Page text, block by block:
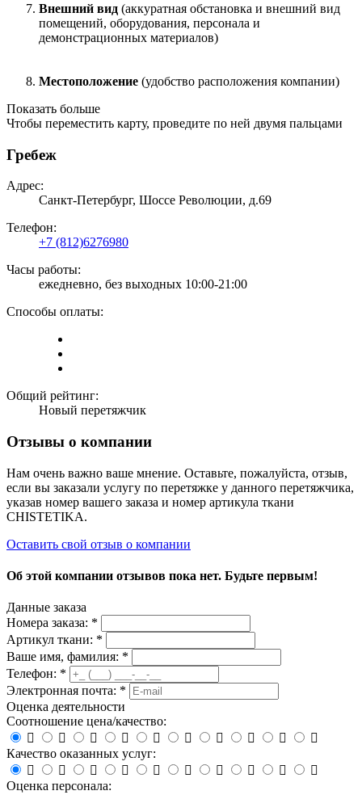
Внешний вид (аккуратная обстановка и внешний вид
помещений, оборудования, персонала и
демонстрационных материалов)
Местоположение (удобство расположения компании)
Показать больше
Чтобы переместить карту, проведите по ней двумя пальцами
Гребеж
Адрес:
Санкт-Петербург, Шоссе Революции, д.69
Телефон:
+7 (812)6276980
Часы работы:
ежедневно, без выходных 10:00-21:00
Способы оплаты:
Общий рейтинг:
Новый перетяжчик
Отзывы о компании
Нам очень важно ваше мнение. Оставьте, пожалуйста, отзыв,
если вы заказали услугу по перетяжке у данного перетяжчика,
указав номер вашего заказа и номер артикула ткани
CHISTETIKA.
Оставить свой отзыв о компании
Об этой компании отзывов пока нет. Будьте первым!
Данные заказа
Номера заказа: *
Артикул ткани: *
Ваше имя, фамилия: *
Телефон: *
Электронная почта: *
Оценка деятельности
Соотношение цена/качество:

       

Качество оказанных услуг:

       

Оценка персонала: